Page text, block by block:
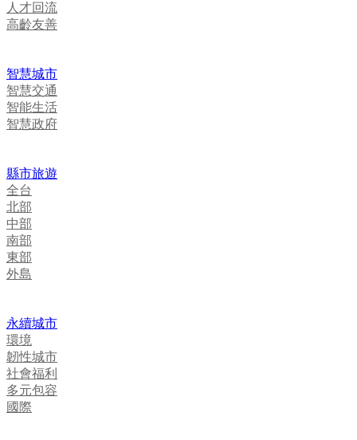
人才回流
高齡友善
智慧城市
智慧交通
智能生活
智慧政府
縣市旅遊
全台
北部
中部
南部
東部
外島
永續城市
環境
韌性城市
社會福利
多元包容
國際